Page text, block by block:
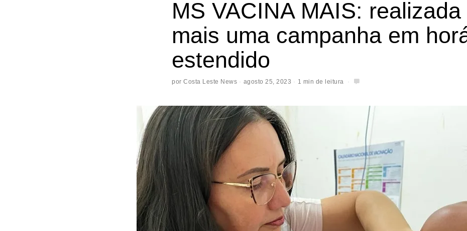
MS VACINA MAIS: realizada
mais uma campanha em
estendido
por Costa Leste News agosto 25, 2023 1 min de leitura